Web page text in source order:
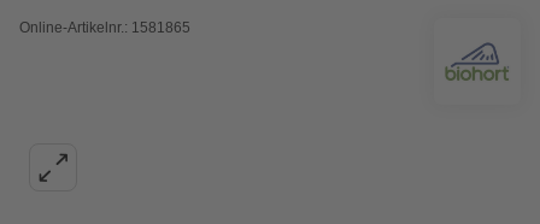
Online-Artikelnr.: 1581865